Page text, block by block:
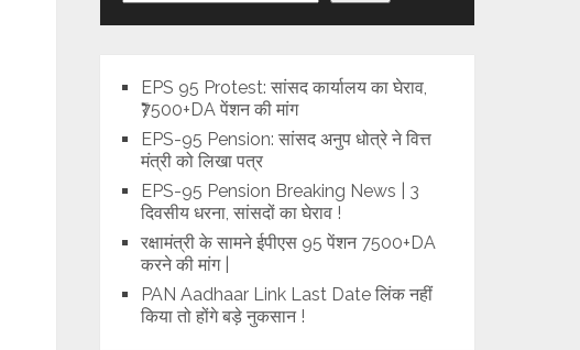
EPS 95 Protest: सांसद कार्यालय का घेराव,
₹7500+DA पेंशन की मांग
EPS-95 Pension: सांसद अनुप धोत्रे ने वित्त
मंत्री को लिखा पत्र
EPS-95 Pension Breaking News | 3
दिवसीय धरना, सांसदों का घेराव !
रक्षामंत्री के सामने ईपीएस 95 पेंशन 7500+DA
करने की मांग |
PAN Aadhaar Link Last Date लिंक नहीं
किया तो होंगे बड़े नुकसान !